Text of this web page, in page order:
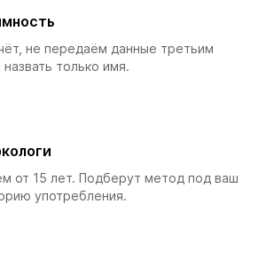
не передаём данные третьим
только имя.
от 15 лет. Подберут метод под ваш
употребления.